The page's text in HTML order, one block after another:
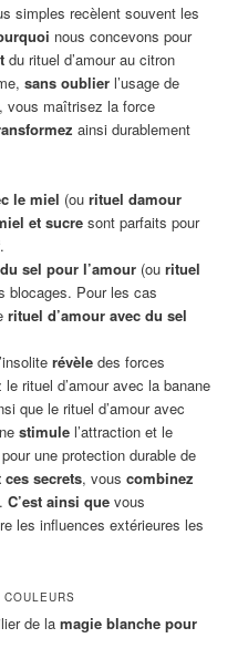
simples recèlent souvent les
nous concevons pour
du rituel d’amour au citron
sans oublier l’usage de
, vous maîtrisez la force
ainsi durablement
le miel (ou rituel damour
et sucresont parfaits pour
.
sel pour l’amour(ou rituel
blocages. Pour les cas
rituel d’amour avec du sel
révèledes forces
rituel d’amour avec la banane
que le rituel d’amour avec
stimulel’attraction et le
une protection durable de
secrets, vous combinez
C’est ainsi quevous
les influences extérieures les
de lamagie blanche pour